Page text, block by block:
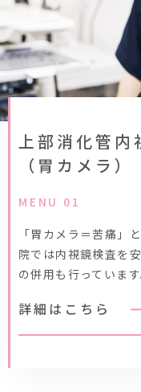
上部消化管内
（胃カメラ）
MENU 01
「胃カメラ＝苦痛」
院では内視鏡検査を
の併用も行っています
詳細はこちら